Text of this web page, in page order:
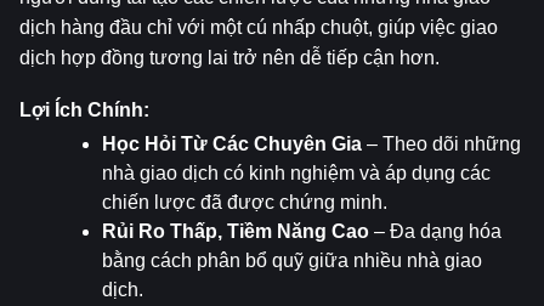
dịch hàng đầu chỉ với một cú nhấp chuột, giúp việc giao
dịch hợp đồng tương lai trở nên dễ tiếp cận hơn.
Lợi Ích Chính:
Học Hỏi Từ Các Chuyên Gia – Theo dõi những
nhà giao dịch có kinh nghiệm và áp dụng các
chiến lược đã được chứng minh.
Rủi Ro Thấp, Tiềm Năng Cao – Đa dạng hóa
bằng cách phân bổ quỹ giữa nhiều nhà giao
dịch.